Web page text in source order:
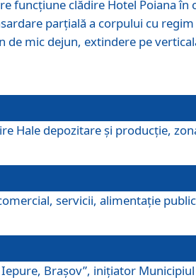
funcţiune clădire Hotel Poiana
parţială a corpului cu
mic dejun, extindere pe
Hale depozitare şi producţie,
servicii, alimentaţie
Braşov”, iniţiator